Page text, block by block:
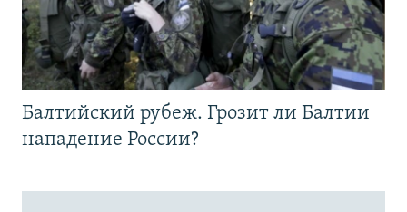
Балтийский рубеж. Грозит ли Балтии
нападение России?